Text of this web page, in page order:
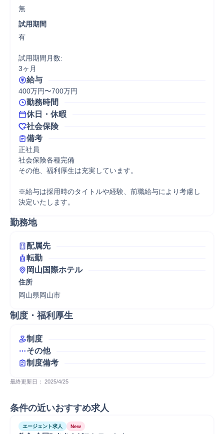
無
試用期間
有
試用期間月数:
3ヶ月
給与
400万円〜700万円
勤務時間
休日・休暇
社会保険
備考
正社員
社会保険各種完備
その他、福利厚生は充実しています。
※給与は採用時のタイトルや経験、前職給与により考慮し
決定いたします。
勤務地
配属先
転勤
岡山国際ホテル
住所
岡山県岡山市
制度・福利厚生
制度
その他
制度備考
最終更新日： 2025/4/25
条件の近いおすすめ求人
エージェント求人 New